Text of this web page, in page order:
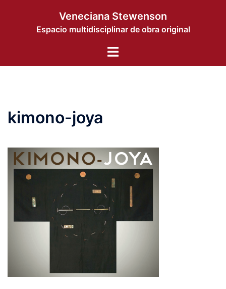
contenido
Veneciana Stewenson
Espacio multidisciplinar de obra original
Alternar
kimono-joya